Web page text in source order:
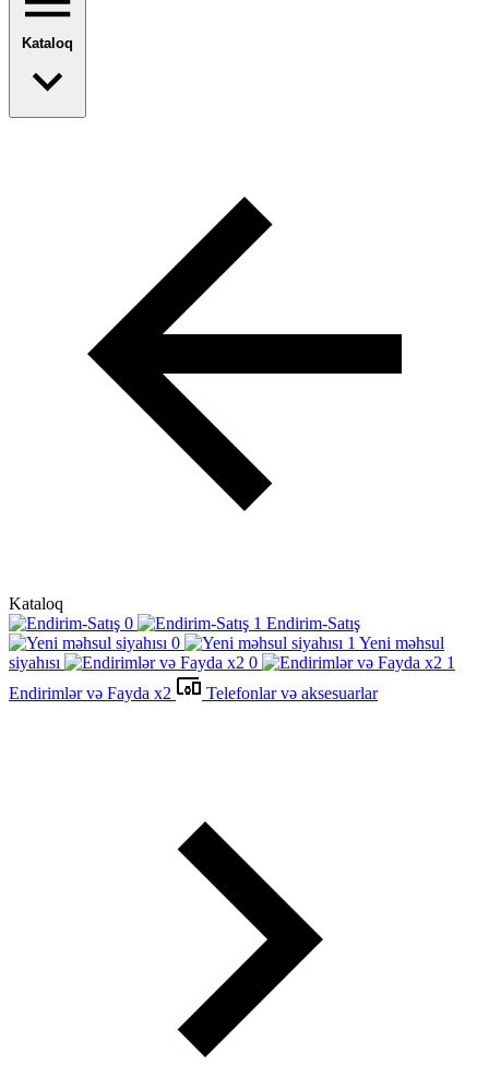
Kataloq
Kataloq
Endirim-Satış
Yeni məhsul
siyahısı
Endirimlər və Fayda x2
Telefonlar və aksesuarlar